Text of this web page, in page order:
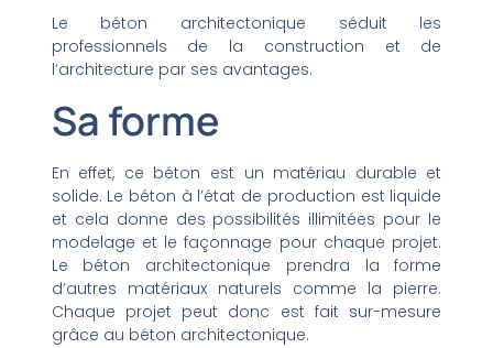
Le béton architectonique séduit les
professionnels de la construction et de
l’architecture par ses avantages.
Sa forme
En effet, ce béton est un matériau durable et
solide. Le béton à l’état de production est liquide
et cela donne des possibilités illimitées pour le
modelage et le façonnage pour chaque projet.
Le béton architectonique prendra la forme
d’autres matériaux naturels comme la pierre.
Chaque projet peut donc est fait sur-mesure
grâce au béton architectonique.